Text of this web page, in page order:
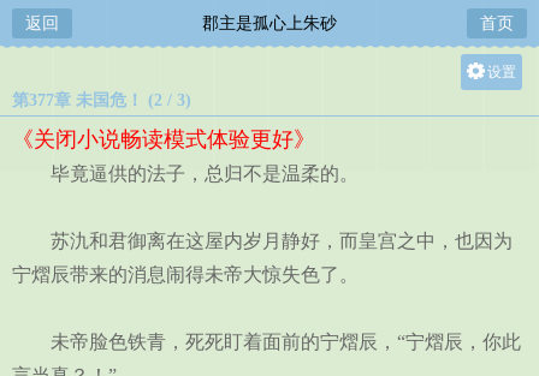
返回 郡主是孤心上朱砂 首页
设置
第377章 未国危！ (2 / 3)
《关闭小说畅读模式体验更好》
毕竟逼供的法子，总归不是温柔的。
苏氿和君御离在这屋内岁月静好，而皇宫之中，也因为
宁熠辰带来的消息闹得未帝大惊失色了。
未帝脸色铁青，死死盯着面前的宁熠辰，“宁熠辰，你此